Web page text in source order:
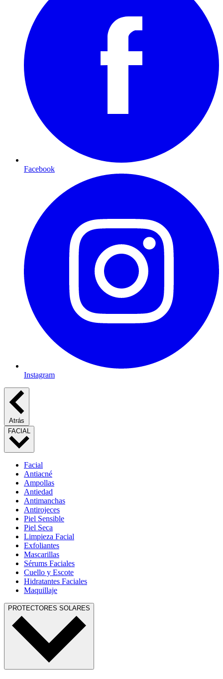
Facebook
Instagram
Atrás
FACIAL
Facial
Antiacné
Ampollas
Antiedad
Antimanchas
Antirojeces
Piel Sensible
Piel Seca
Limpieza Facial
Exfoliantes
Mascarillas
Sérums Faciales
Cuello y Escote
Hidratantes Faciales
Maquillaje
PROTECTORES SOLARES